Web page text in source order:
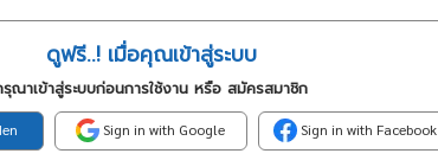
ดูฟรี..! เมื่อคุณเข้าสู่ระบบ
ณาเข้าสู่ระบบก่อนการใช้งาน หรือ สมัครสมาชิก
Sign in with Google Sign in with Facebook